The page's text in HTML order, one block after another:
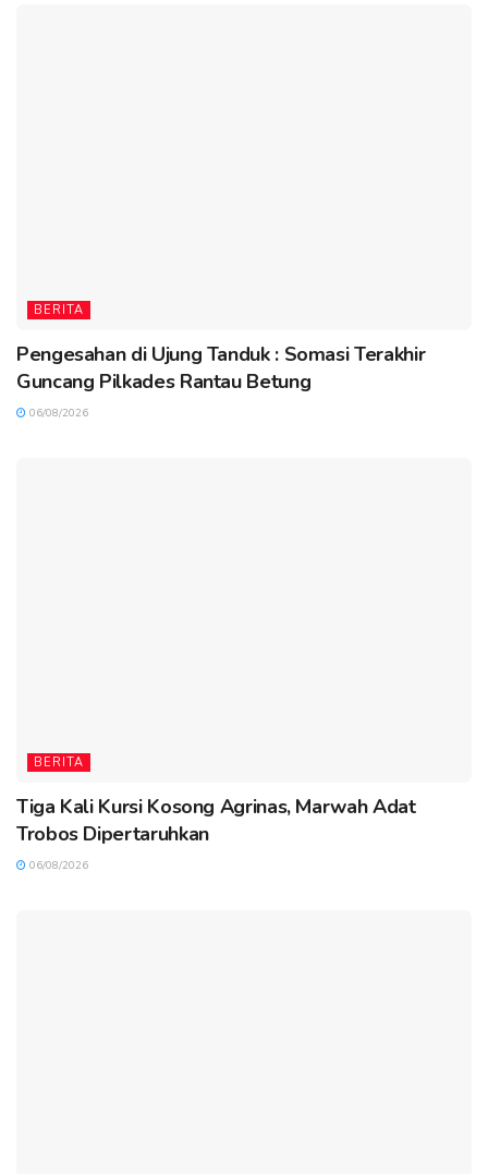
BERITA
Pengesahan di Ujung Tanduk : Somasi Terakhir
Guncang Pilkades Rantau Betung
06/08/2026
BERITA
Tiga Kali Kursi Kosong Agrinas, Marwah Adat
Trobos Dipertaruhkan
06/08/2026